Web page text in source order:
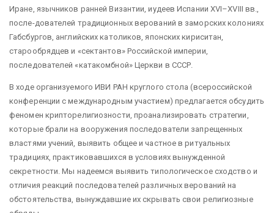
Иране, язычников ранней Византии, иудеев Испании XVI–XVIII вв.,
после-дователей традиционных верований в заморских колониях
Габсбургов, английских католиков, японских кириситан,
старообрядцев и «сектантов» Российской империи,
последователей «катакомбной» Церкви в СССР.
В ходе организуемого ИВИ РАН круглого стола (всероссийской
конференции с международным участием) предлагается обсудить
феномен крипторелигиозности, проанализировать стратегии,
которые брали на вооружения последователи запрещенных
властями учений, выявить общее и частное в ритуальных
традициях, практиковавшихся в условиях вынужденной
секретности. Мы надеемся выявить типологическое сходство и
отличия реакций последователей различных верований на
обстоятельства, вынуждавшие их скрывать свои религиозные